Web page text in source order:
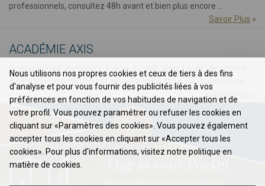
professionnels, consultez 48h avant et bien plus encore ...
Savoir Plus »
ACADÉMIE AXIS
Si vous voulez apprendre à jouer au golf, venez avec l’Académie
Axia Golf Ponte de Lima et amusez-vous. Nous vous attendons! ...
Savoir Plus
Nous utilisons nos propres cookies et ceux de tiers à des fins
d'analyse et pour vous fournir des publicités liées à vos
préférences en fonction de vos habitudes de navigation et de
votre profil. Vous pouvez paramétrer ou refuser les cookies en
cliquant sur «Paramètres des cookies». Vous pouvez également
accepter tous les cookies en cliquant sur «Accepter tous les
cookies». Pour plus d'informations, visitez notre politique en
matière de cookies.